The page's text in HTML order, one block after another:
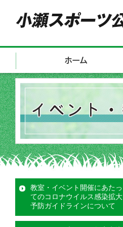
教室・イベント開催にあたっ
てのコロナウイルス感染拡大
予防ガイドラインについて